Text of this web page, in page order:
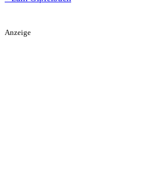
Anzeige